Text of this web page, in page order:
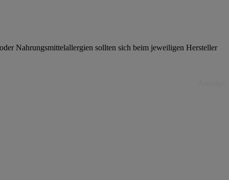
Nahrungsmittelallergien sollten sich beim jeweiligen Hersteller